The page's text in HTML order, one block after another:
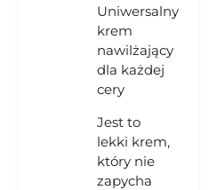
Uniwersalny
krem
nawilżający
dla każdej
cery
Jest to
lekki krem,
który nie
zapycha